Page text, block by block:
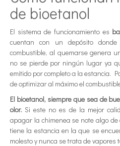
de bioetanol
El sistema de funcionamiento es
cuentan con un depósito
combustible, al quemarse genera
no se pierde por ningún lugar ya
emitido por completo a la estancia.
de optimizar al máximo el
El bioetanol, siempre que sea de
olor. Si este no es de la mejor
apagar la chimenea se note algo
tiene la estancia en la que se
molesto y nunca se trata de vapores